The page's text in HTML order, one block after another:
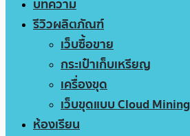
บทความ
รีวิวผลิตภัณฑ์
เว็บซื้อขาย
กระเป๋าเก็บเหรียญ
เครื่องขุด
เว็บขุดแบบ Cloud Mining
ห้องเรียน